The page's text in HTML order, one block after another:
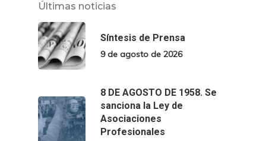
Últimas noticias
Síntesis de Prensa
9 de agosto de 2026
8 DE AGOSTO DE 1958. Se
sanciona la Ley de
Asociaciones
Profesionales